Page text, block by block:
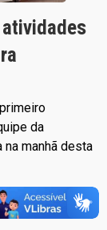
da
manhã desta